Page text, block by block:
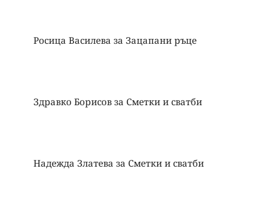
Росица Василева за Зацапани ръце
Здравко Борисов за Сметки и сватби
Надежда Златева за Сметки и сватби